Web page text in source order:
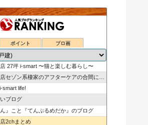
ポイント ブロ画
blog
27坪 i-smart 〜猫と楽しむ暮らし〜
ゾン系棲家のアフターケアの合間に綴るブログ
smart life!
ブログ
ん』こと『てんぷるめだか』のブログ
2chまとめ